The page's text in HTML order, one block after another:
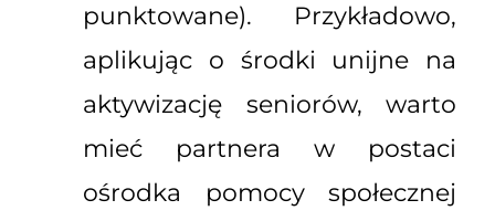
punktowane). Przykładowo,
aplikując o środki unijne na
aktywizację seniorów, warto
mieć partnera w postaci
ośrodka pomocy społecznej